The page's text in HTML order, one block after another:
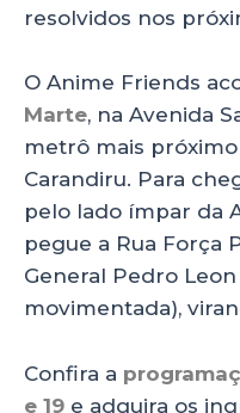
resolvidos nos
O Anime Friends
Marte, na Avenida
metrô mais
Carandiru. Para
pelo lado ímpar da
pegue a Rua Força
General Pedro
movimentada),
Confira a
e 19 e adquira os